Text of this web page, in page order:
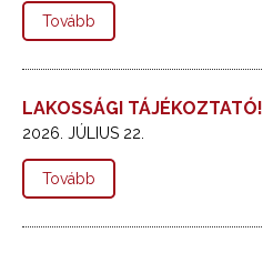
Tovább
LAKOSSÁGI TÁJÉKOZTATÓ!
2026. JÚLIUS 22.
Tovább